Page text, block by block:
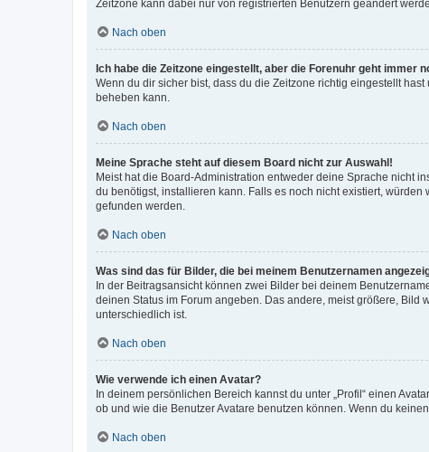
Zeitzone kann dabei nur von registrierten Benutzern geändert
Nach oben
Ich habe die Zeitzone eingestellt, aber die Forenuhr geht immer
Wenn du dir sicher bist, dass du die Zeitzone richtig eingestellt
beheben kann.
Nach oben
Meine Sprache steht auf diesem Board nicht zur Auswahl!
Meist hat die Board-Administration entweder deine Sprache nicht
du benötigst, installieren kann. Falls es noch nicht existiert,
gefunden werden.
Nach oben
Was sind das für Bilder, die bei meinem Benutzernamen
In der Beitragsansicht können zwei Bilder bei deinem
deinen Status im Forum angeben. Das andere, meist größere, Bild
unterschiedlich ist.
Nach oben
Wie verwende ich einen Avatar?
In deinem persönlichen Bereich kannst du unter „Profil“ einen
ob und wie die Benutzer Avatare benutzen können. Wenn du
Nach oben